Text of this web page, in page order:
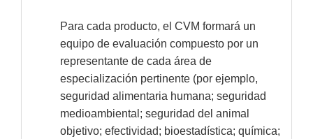
Para cada producto, el CVM formará un
equipo de evaluación compuesto por un
representante de cada área de
especialización pertinente (por ejemplo,
seguridad alimentaria humana; seguridad
medioambiental; seguridad del animal
objetivo; efectividad; bioestadística; química;